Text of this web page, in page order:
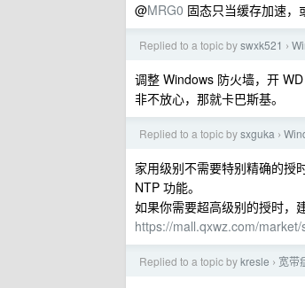
@MRG0 固态只当缓存加速，
Replied to a topic byswxk521 ›
调整 Windows 防火墙，开
非不放心，那就卡巴斯基。
Replied to a topic bysxguka ›
家用级别不需要特别精确的授
NTP 功能。
如果你需要超高级别的授时，
https://mall.qxwz.com/
Replied to a topic bykresle › 宽带